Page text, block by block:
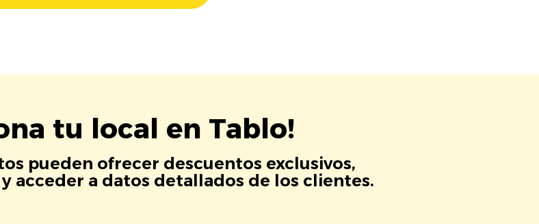
tu local en Tablo!
pueden ofrecer descuentos exclusivos,
acceder a datos detallados de los clientes.